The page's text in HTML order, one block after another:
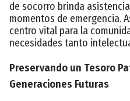
de socorro brinda
momentos de emergencia.
centro vital para la
necesidades tanto
Preservando un Tesoro
Generaciones Futuras